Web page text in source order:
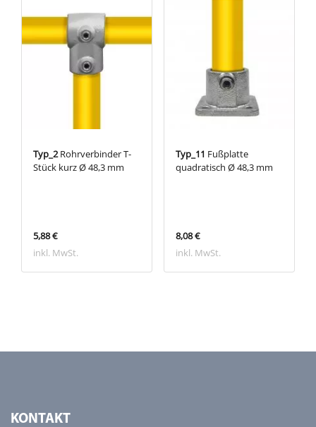
Typ_2Rohrverbinder T-
Stück kurz Ø 48,3 mm
5,88 €
inkl. MwSt.
Typ_11 Fußplatte
quadratisch Ø 48,3 mm
8,08 €
inkl. MwSt.
KONTAKT